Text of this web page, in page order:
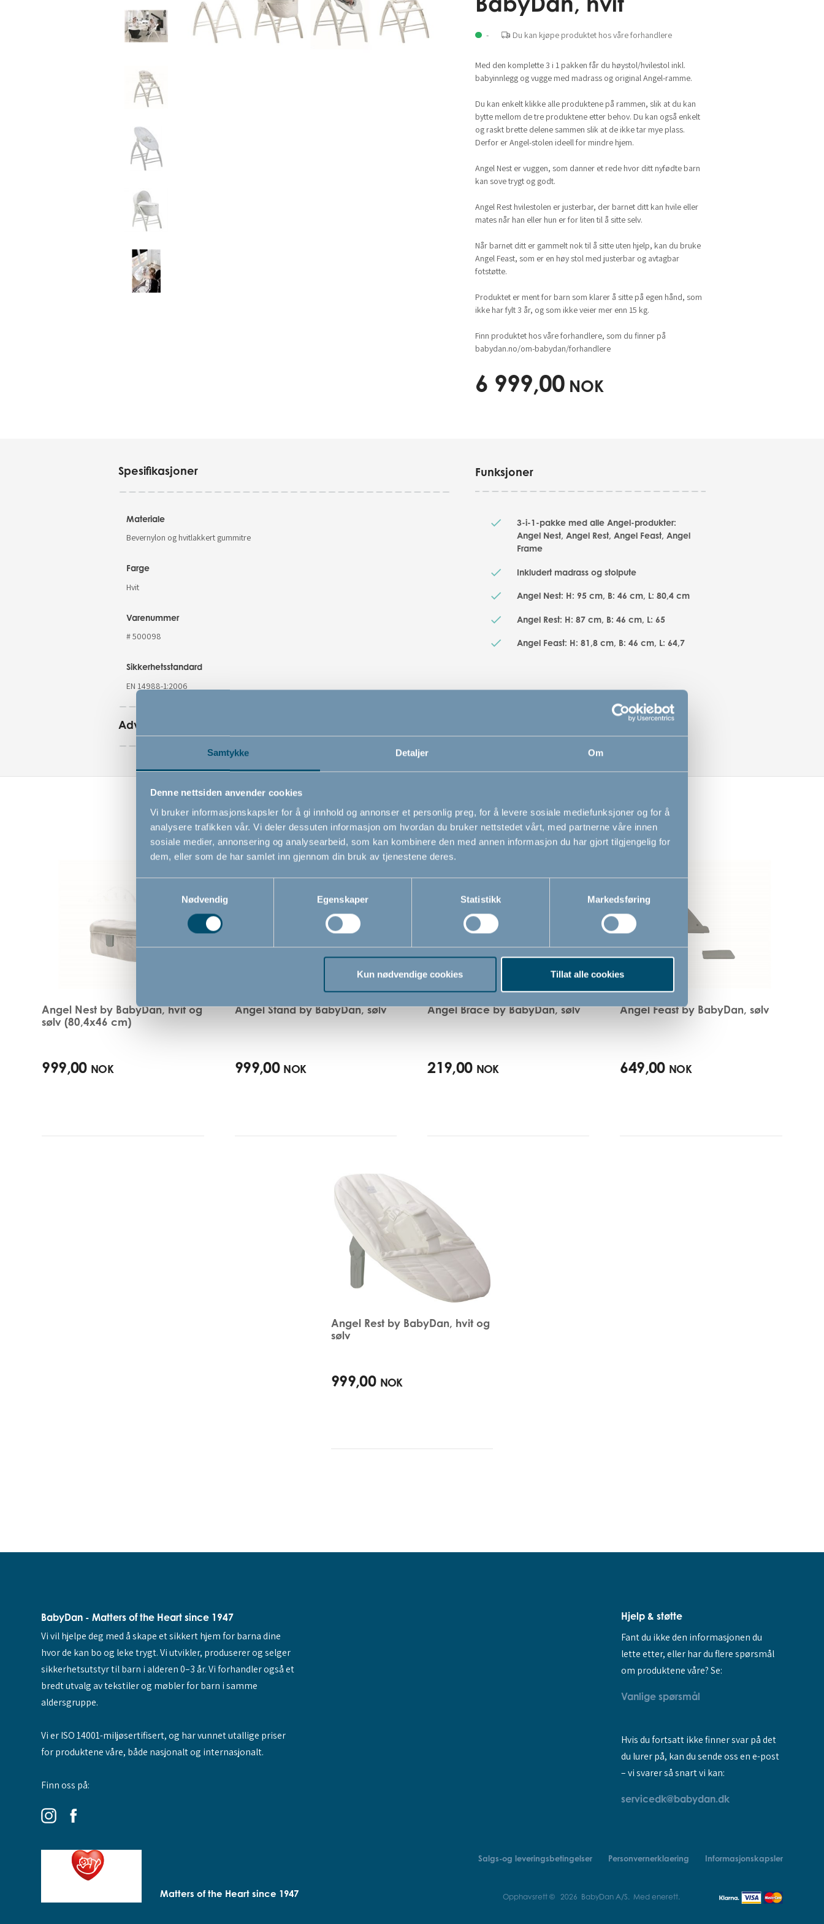
Samtykke Detaljer Om
Denne nettsiden anvender cookies
Vi bruker informasjonskapsler for å gi innhold og annonser et personlig preg, for å levere sosiale mediefunksjoner og for å
analysere trafikken vår. Vi deler dessuten informasjon om hvordan du bruker nettstedet vårt, med partnerne våre innen
sosiale medier, annonsering og analysearbeid, som kan kombinere den med annen informasjon du har gjort tilgjengelig for
dem, eller som de har samlet inn gjennom din bruk av tjenestene deres.
Nødvendig
Egenskaper Statistikk Markedsføring
Kun nødvendige cookies Tillat alle cookies
- Du kan kjøpe produktet hos våre forhandlere
Med den komplette 3 i 1 pakken får du høystol/hvilestol inkl.
babyinnlegg og vugge med madrass og original Angel-ramme.
Du kan enkelt klikke alle produktene på rammen, slik at du kan
bytte mellom de tre produktene etter behov. Du kan også enkelt
og raskt brette delene sammen slik at de ikke tar mye plass.
Derfor er Angel-stolen ideell for mindre hjem.
Angel Nest er vuggen, som danner et rede hvor ditt nyfødte barn
kan sove trygt og godt.
Angel Rest hvilestolen er justerbar, der barnet ditt kan hvile eller
mates når han eller hun er for liten til å sitte selv.
Når barnet ditt er gammelt nok til å sitte uten hjelp, kan du bruke
Angel Feast, som er en høy stol med justerbar og avtagbar
fotstøtte.
Produktet er ment for barn som klarer å sitte på egen hånd, som
ikke har fylt 3 år, og som ikke veier mer enn 15 kg.
Finn produktet hos våre forhandlere, som du finner på
babydan.no/om-babydan/forhandlere
6 999,00 NOK
Spesifikasjoner
Materiale
Bevernylon og hvitlakkert gummitre
Farge
Hvit
Varenummer
# 500098
Sikkerhetsstandard
EN 14988-1:2006
Advarsler
Funksjoner
3-i-1-pakke med alle Angel-produkter:
Angel Nest, Angel Rest, Angel Feast, Angel
Frame
Inkludert madrass og stolpute
Angel Nest: H: 95 cm, B: 46 cm, L: 80,4 cm
Angel Rest: H: 87 cm, B: 46 cm, L: 65
Angel Feast: H: 81,8 cm, B: 46 cm, L: 64,7
Relaterte produkter
Angel Nest by BabyDan, hvit og
sølv (80,4x46 cm)
999,00 NOK
Angel Stand by BabyDan, sølv
999,00 NOK
Angel Brace by BabyDan, sølv
219,00 NOK
Angel Feast by BabyDan, sølv
649,00 NOK
Angel Rest by BabyDan, hvit og
sølv
999,00 NOK
BabyDan - Matters of the Heart since 1947
Vi vil hjelpe deg med å skape et sikkert hjem for barna dine
hvor de kan bo og leke trygt. Vi utvikler, produserer og selger
sikkerhetsutstyr til barn i alderen 0–3 år. Vi forhandler også et
bredt utvalg av tekstiler og møbler for barn i samme
aldersgruppe.
Vi er ISO 14001-miljøsertifisert, og har vunnet utallige priser
for produktene våre, både nasjonalt og internasjonalt.
Finn oss på:
Hjelp & støtte
Fant du ikke den informasjonen du
lette etter, eller har du flere spørsmål
om produktene våre? Se:
Vanlige spørsmål
Hvis du fortsatt ikke finner svar på det
du lurer på, kan du sende oss en e-post
– vi svarer så snart vi kan:
servicedk@babydan.dk
Matters of the Heart since 1947
Salgs-og leveringsbetingelser Personvernerklaering Informasjonskapsler
Opphavsrett © 2026 BabyDan A/S. Med enerett.